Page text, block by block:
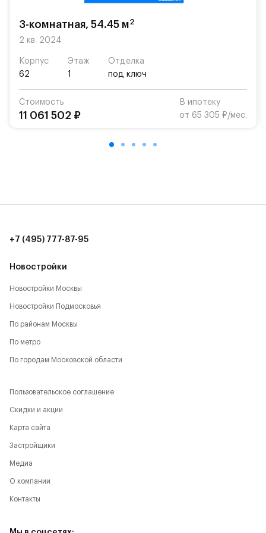
Для автомобилистов — закрытые озеленённые
парковки.
Территория квартала приватная, въезд
осуществляется по пропускам.#yan19-2r1439624#
3-комнатная, 54.45 м2
2 кв. 2024
Корпус
62
Этаж
1
Отделка
под ключ
Стоимость
11 061 502 ₽
В ипотеку
от 65 305 ₽/мес.
Новостройки
Новостройки Москвы
Новостройки Подмосковья
По районам Москвы
По метро
По городам Московской области
+7 (495) 777-87-95
Пользовательское соглашение
Скидки и акции
Карта сайта
Застройщики
Медиа
О компании
Контакты